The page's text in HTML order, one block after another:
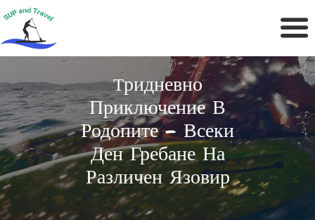
ТРидневно
Приключение В
Родопите – Всеки
Ден Гребане На
Различен Язовир